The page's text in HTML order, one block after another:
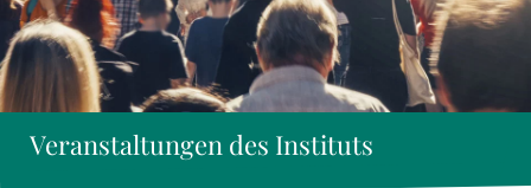
Veranstaltungen des Instituts